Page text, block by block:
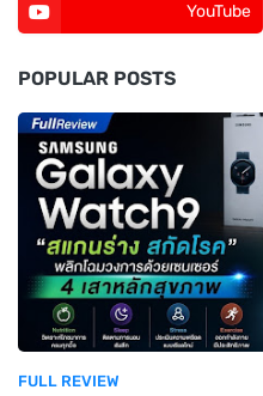
YouTube
POPULAR POSTS
FULL REVIEW